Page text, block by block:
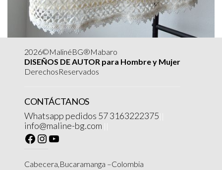
2026©MalinéBG®Mabaro
DISEÑOS DE AUTOR para Hombre y Mujer
DerechosReservados
CONTÁCTANOS
Whatsapp pedidos 57 3163222375
info@maline-bg.com
Cabecera,Bucaramanga –Colombia